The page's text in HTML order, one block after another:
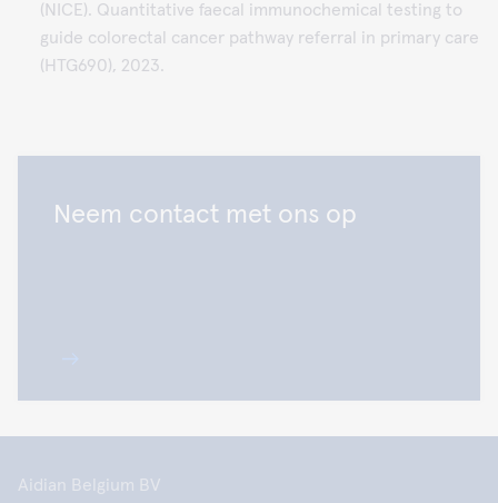
(NICE). Quantitative faecal immunochemical testing to
guide colorectal cancer pathway referral in primary care
(HTG690), 2023.
Neem contact met ons op
Aidian Belgium BV